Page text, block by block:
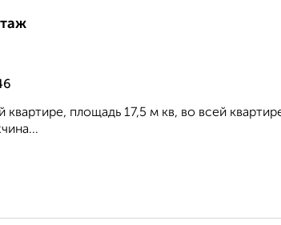
площадь 17,5 м кв, во всей